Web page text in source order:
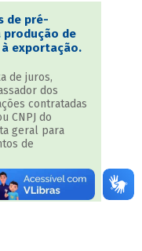
de pré-
produção de
exportação.
de juros,
dos
contratadas
CNPJ do
geral para
de